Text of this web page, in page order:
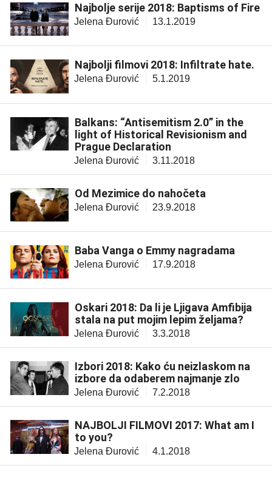
Najbolje serije 2018: Baptisms of Fire
Jelena Đurović 13.1.2019
Najbolji filmovi 2018: Infiltrate hate.
Jelena Đurović 5.1.2019
Balkans: “Antisemitism 2.0” in the
light of Historical Revisionism and
Prague Declaration
Jelena Đurović 3.11.2018
Od Mezimice do nahočeta
Jelena Đurović 23.9.2018
Baba Vanga o Emmy nagradama
Jelena Đurović 17.9.2018
Oskari 2018: Da li je Ljigava Amfibija
stala na put mojim lepim željama?
Jelena Đurović 3.3.2018
Izbori 2018: Kako ću neizlaskom na
izbore da odaberem najmanje zlo
Jelena Đurović 7.2.2018
NAJBOLJI FILMOVI 2017: What am I
to you?
Jelena Đurović 4.1.2018